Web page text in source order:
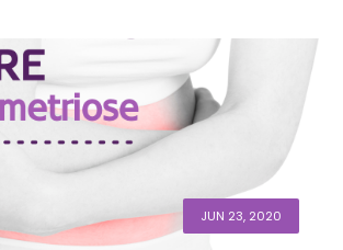
JUN 23, 2020